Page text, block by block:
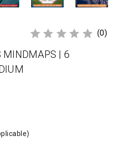
(0)
MINDMAPS | 6